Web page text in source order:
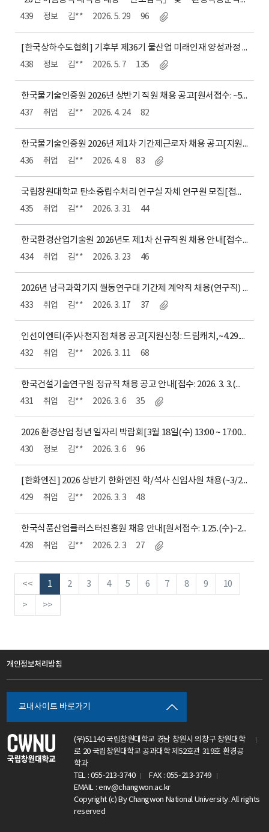
439 정보 김** 2026. 5. 29 96
438
[한국상하수도협회] 기후부 제36기 물산업 미래인재 양성과정 모집 안내 (5.26.화 오전9시 마감)
정보 김** 2026. 5. 7 135
437
한국물기술인증원 2026년 상반기 직원 채용 공고[원서접수: ~5.8.(금) 18시]
취업 김** 2026. 4. 24 82
436
한국물기술인증원 2026년 제1차 기간제근로자 채용 공고[지원서 접수:~ 4. 17.(금)]
취업 김** 2026. 4. 8 83
435
국립창원대학교 탄소중립수처리 연구실 자체 연구원 모집[접수기간:~4.10.(금) 24시]
취업 김** 2026. 3. 31 44
434
한국환경산업기술원 2026년도 제1차 신규직원 채용 안내[접수: ~3.27.(금) 18시]
취업 김** 2026. 3. 23 46
433
2026년 남극과학기지 월동연구대 기간제 계약직 채용(연구직) 안내[지원기간 : 2026.03.16(월) 09:00 ~ 2026.04.15(월) 18:00]
취업 김** 2026. 3. 17 37
432
인선이엔티(주)사천지점 채용 공고[지원신청: 드림캐치,~4.29.(수)]
취업 김** 2026. 3. 11 68
431
한국건설기술연구원 정규직 채용 공고 안내[접수: 2026. 3. 3.(화) 14:00 ~ 2026. 3. 18.(수) 16:00까지]
취업 김** 2026. 3. 6 35
430
2026 환경산업 청년 일자리 박람회[3월 18일(수) 13:00 ~ 17:00, 3월 19일(목) 10:00 ~ 17:00]
정보 김** 2026. 3. 6 96
429
[한화엔진] 2026 상반기 한화엔진 학/석사 신입사원 채용(~3/22) 안내 [상담회: 3/12(목), 사림관 2층 상담실 / 10:00 ~ 17:00
취업 김** 2026. 3. 3 48
428
한국식품산업클러스터진흥원 채용 안내[원서접수: 1.25.(수)~2.11.(수) 16시]
취업 김** 2026. 2. 3 27
<< 1 2 3 4 5 6 7 8 9 10
> >>
개인정보처리방침
교내사이트 바로가기
(우)51140 국립창원대학교 경남 창원시 의창구 창원대학
로 20 국립창원대학교 공과대학 제52호관 319호 환경공
학과
TEL : 055-213-3740
FAX : 055-213-3749
EMAIL : env@changwon.ac.kr
Copyright (c) By Changwon National University. All rights
reserved